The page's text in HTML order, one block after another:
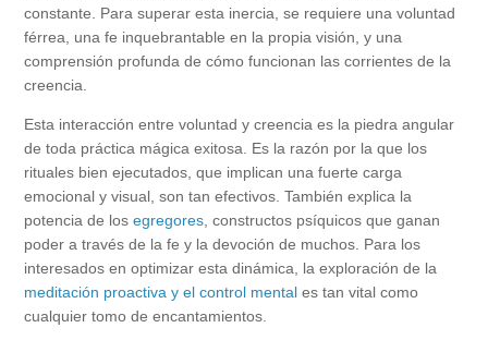
constante. Para superar esta inercia, se requiere una voluntad
férrea, una fe inquebrantable en la propia visión, y una
comprensión profunda de cómo funcionan las corrientes de la
creencia.
Esta interacción entre voluntad y creencia es la piedra angular
de toda práctica mágica exitosa. Es la razón por la que los
rituales bien ejecutados, que implican una fuerte carga
emocional y visual, son tan efectivos. También explica la
potencia de los egregores , constructos psíquicos que ganan
poder a través de la fe y la devoción de muchos. Para los
interesados en optimizar esta dinámica, la exploración de la
meditación proactiva y el control mental es tan vital como
cualquier tomo de encantamientos.